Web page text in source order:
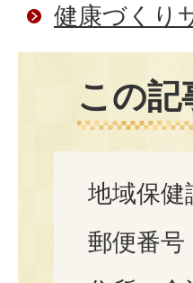
健康づくり
この
地域保健
郵便番